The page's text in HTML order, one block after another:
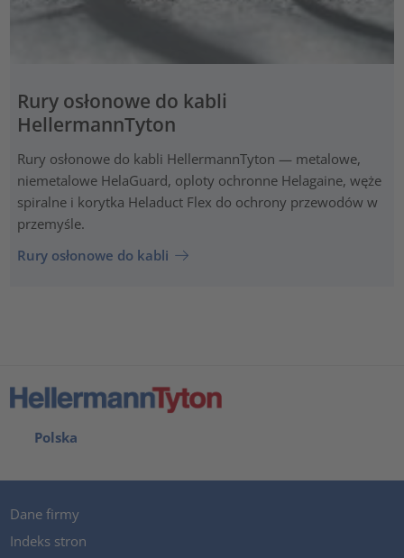
Rury osłonowe do kabli
HellermannTyton
Rury osłonowe do kabli HellermannTyton — metalowe,
niemetalowe HelaGuard, oploty ochronne Helagaine, węże
spiralne i korytka Heladuct Flex do ochrony przewodów w
przemyśle.
Rury osłonowe do kabli
Polska
Dane firmy
Indeks stron